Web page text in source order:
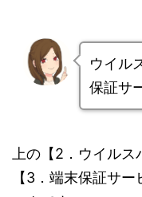
ウイル
保証サ
上の【2．ウイル
【3．端末保証サ